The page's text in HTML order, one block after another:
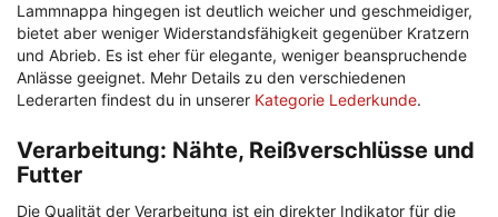
Lammnappa hingegen ist deutlich weicher und geschmeidiger,
bietet aber weniger Widerstandsfähigkeit gegenüber Kratzern
und Abrieb. Es ist eher für elegante, weniger beanspruchende
Anlässe geeignet. Mehr Details zu den verschiedenen
Lederarten findest du in unserer Kategorie Lederkunde.
Verarbeitung: Nähte, Reißverschlüsse und
Futter
Die Qualität der Verarbeitung ist ein direkter Indikator für die